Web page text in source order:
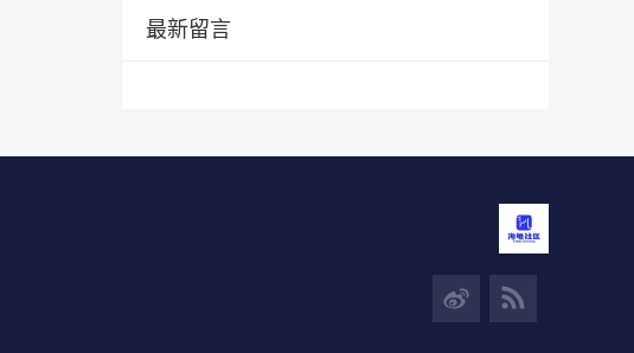
最新留言